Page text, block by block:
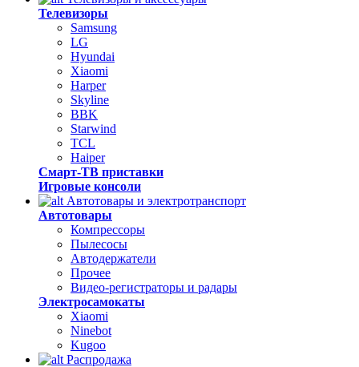
Телевизоры
Samsung
LG
Hyundai
Xiaomi
Harper
Skyline
BBK
Starwind
TCL
Haiper
Смарт-ТВ приставки
Игровые консоли
Автотовары и электротранспорт
Автотовары
Компрессоры
Пылесосы
Автодержатели
Прочее
Видео-регистраторы и радары
Электросамокаты
Xiaomi
Ninebot
Kugoo
Распродажа